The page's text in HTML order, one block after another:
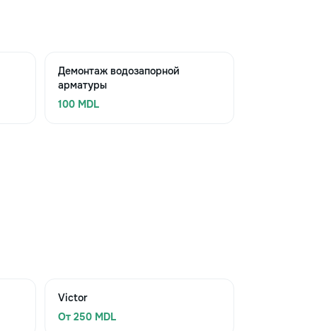
Демонтаж водозапорной
арматуры
100 MDL
Victor
От 250 MDL